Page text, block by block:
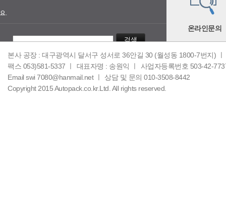
요.
검색
온라인문의
본사 공장 : 대구광역시 달서구 성서로 36안길 30 (월성동 1800-7번지) ㅣ
팩스 053)581-5337 ㅣ
대표자명 : 송원익 ㅣ
사업자등록번호 503-42-
Email swi 7080@hanmail.net ㅣ
상담 및 문의 010-3508-8442
Copyright 2015 Autopack.co.kr.Ltd. All rights reserved.